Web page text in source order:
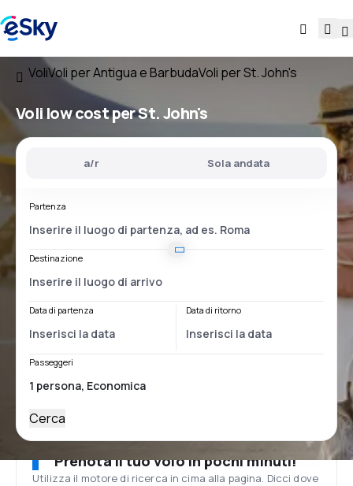
VoliVoli per Antigua e BarbudaVoli per St. John's
Voli low cost per St. John's
a/r Sola andata
Partenza
Destinazione
Data di partenza Data di ritorno
Passeggeri
Cerca
Prenota il tuo volo in pochi minuti!
Utilizza il motore di ricerca in cima alla pagina. Dicci dove